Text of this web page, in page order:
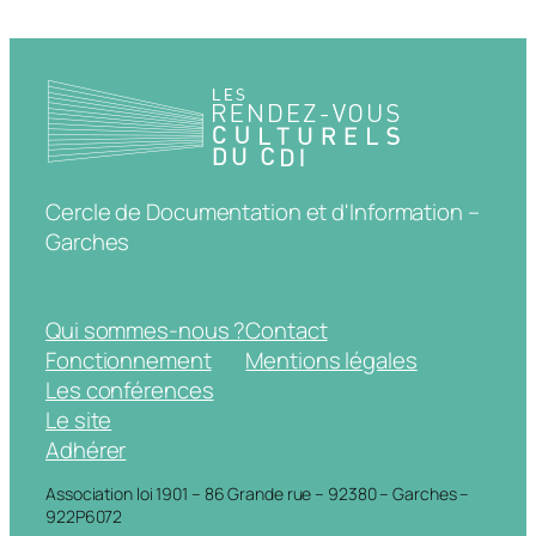
Cercle de Documentation et d'Information –
Garches
Qui sommes-nous ?
Fonctionnement
Les conférences
Le site
Adhérer
Contact
Mentions légales
Association loi 1901 – 86 Grande rue – 92380 – Garches –
922P6072